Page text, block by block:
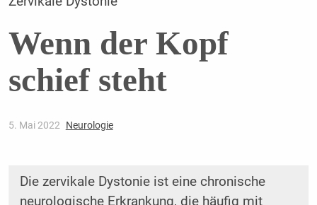
Wenn der Kopf
schief steht
5. Mai 2022 Neurologie
Die zervikale Dystonie ist eine chronische
neurologische Erkrankung, die häufig mit